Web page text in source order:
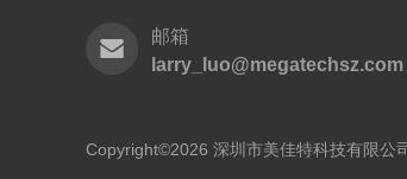
邮箱
larry_luo@megatechsz.com
Copyright©2026 深圳市美佳特科技有限